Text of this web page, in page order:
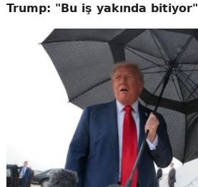
Trump: "Bu iş yakında bitiyor"